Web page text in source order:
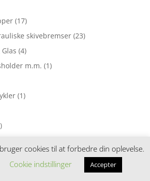
(17)
skivebremser (23)
(4)
m.m. (1)
(1)
med Octalink aksel
til GXP og DUB (2)
cookies til at forbedre din oplevelse.
Cookie indstillinger Accepter